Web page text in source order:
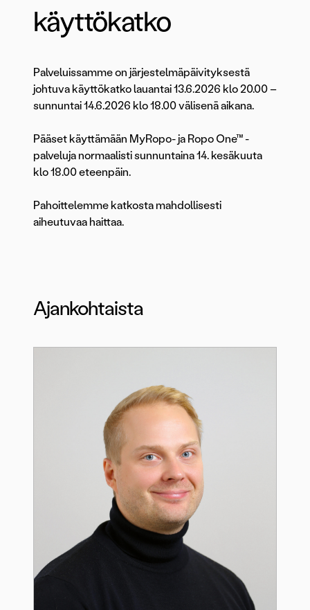
käyttökatko
Palveluissamme on järjestelmäpäivityksestä
johtuva käyttökatko lauantai 13.6.2026 klo 20.00 –
sunnuntai 14.6.2026 klo 18.00 välisenä aikana.
Pääset käyttämään MyRopo- ja Ropo One™ -
palveluja normaalisti sunnuntaina 14. kesäkuuta
klo 18.00 eteenpäin.
Pahoittelemme katkosta mahdollisesti
aiheutuvaa haittaa.
Ajankohtaista